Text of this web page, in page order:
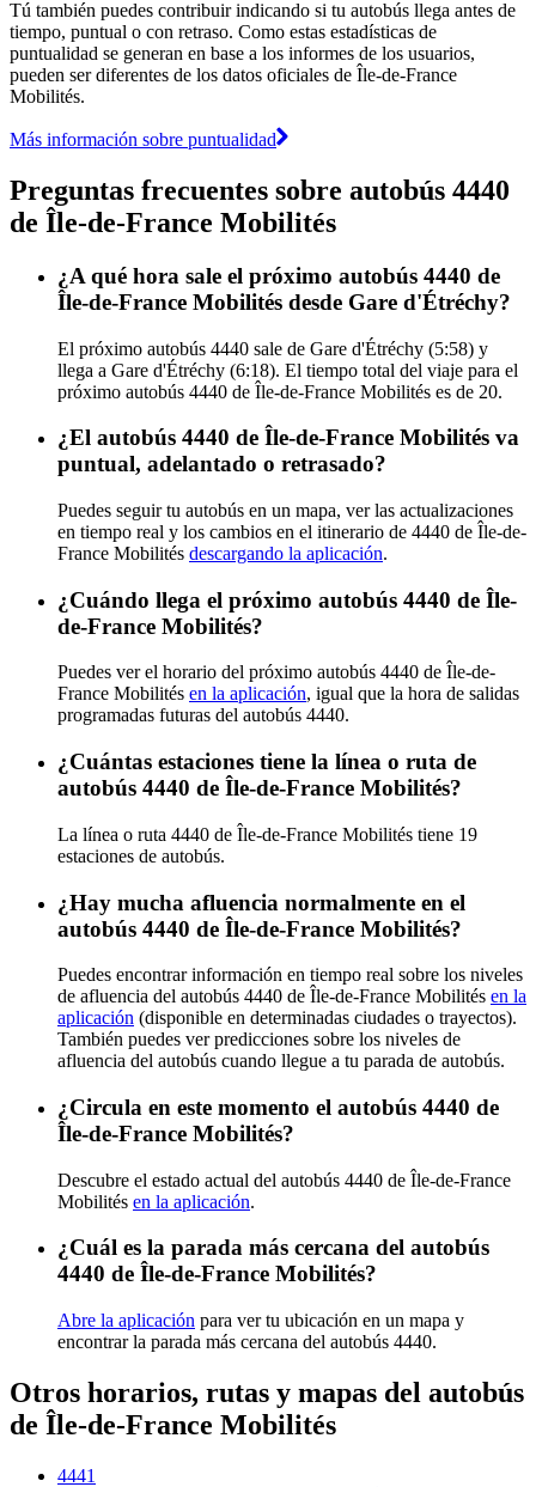
Tú también puedes contribuir indicando si tu autobús llega antes de
tiempo, puntual o con retraso. Como estas estadísticas de
puntualidad se generan en base a los informes de los usuarios,
pueden ser diferentes de los datos oficiales de Île-de-France
Mobilités.
Más información sobre puntualidad
Preguntas frecuentes sobre autobús 4440
de Île-de-France Mobilités
¿A qué hora sale el próximo autobús 4440 de
Île-de-France Mobilités desde Gare d'Étréchy?
El próximo autobús 4440 sale de Gare d'Étréchy (5:58) y
llega a Gare d'Étréchy (6:18). El tiempo total del viaje para el
próximo autobús 4440 de Île-de-France Mobilités es de 20.
¿El autobús 4440 de Île-de-France Mobilités va
puntual, adelantado o retrasado?
Puedes seguir tu autobús en un mapa, ver las actualizaciones
en tiempo real y los cambios en el itinerario de 4440 de Île-de-
France Mobilités descargando la aplicación.
¿Cuándo llega el próximo autobús 4440 de Île-
de-France Mobilités?
Puedes ver el horario del próximo autobús 4440 de Île-de-
France Mobilités en la aplicación, igual que la hora de salidas
programadas futuras del autobús 4440.
¿Cuántas estaciones tiene la línea o ruta de
autobús 4440 de Île-de-France Mobilités?
La línea o ruta 4440 de Île-de-France Mobilités tiene 19
estaciones de autobús.
¿Hay mucha afluencia normalmente en el
autobús 4440 de Île-de-France Mobilités?
Puedes encontrar información en tiempo real sobre los niveles
de afluencia del autobús 4440 de Île-de-France Mobilités en la
aplicación (disponible en determinadas ciudades o trayectos).
También puedes ver predicciones sobre los niveles de
afluencia del autobús cuando llegue a tu parada de autobús.
¿Circula en este momento el autobús 4440 de
Île-de-France Mobilités?
Descubre el estado actual del autobús 4440 de Île-de-France
Mobilités en la aplicación.
¿Cuál es la parada más cercana del autobús
4440 de Île-de-France Mobilités?
Abre la aplicación para ver tu ubicación en un mapa y
encontrar la parada más cercana del autobús 4440.
Otros horarios, rutas y mapas del autobús
de Île-de-France Mobilités
4441